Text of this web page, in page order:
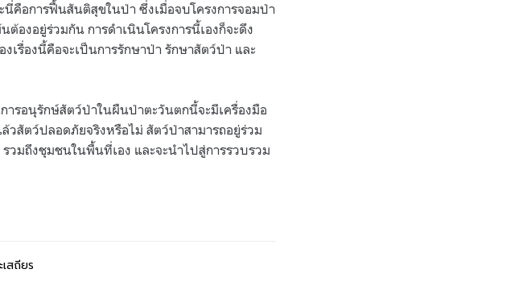
คือการฟื้นสันติสุขในป่า ซึ่งเมื่อจบโครงการจอมป่า
องอยู่ร่วมกัน การดำเนินโครงการนี้เองก็จะดึง
เรื่องนี้คือจะเป็นการรักษาป่า รักษาสัตว์ป่า และ
ารอนุรักษ์สัตว์ป่าในผืนป่าตะวันตกนี้จะมีเครื่องมือ
วสัตว์ปลอดภัยจริงหรือไม่ สัตว์ป่าสามารถอยู่ร่วม
วมถึงชุมชนในพื้นที่เอง และจะนำไปสู่การรวบรวม
สถียร